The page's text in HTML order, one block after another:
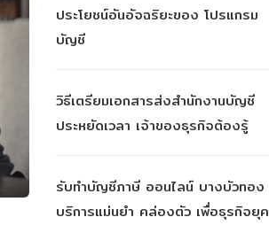
ประโยชน์อันอัจฉริยะของ โปรแกรม
บัญชี
วิธีเตรียมเอกสารส่งสำนักงานบัญชี
ประหยัดเวลา เจ้าของธุรกิจต้องรู้
รับทำบัญชีภาษี ออนไลน์ บางบัวทอง
บริการแม่นยำ คล่องตัว เพื่อธุรกิจยุค